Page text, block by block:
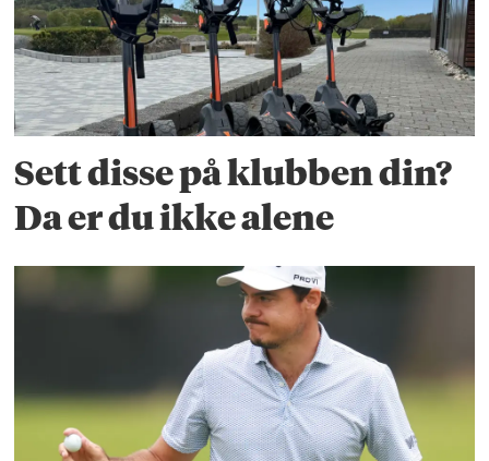
Sett disse på klubben din?
Da er du ikke alene